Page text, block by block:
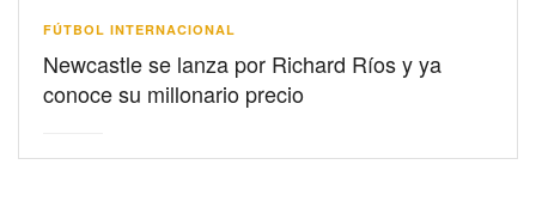
FÚTBOL INTERNACIONAL
Newcastle se lanza por Richard Ríos y ya
conoce su millonario precio